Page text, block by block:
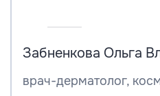
Забненкова Ольга
врач-дерматолог,